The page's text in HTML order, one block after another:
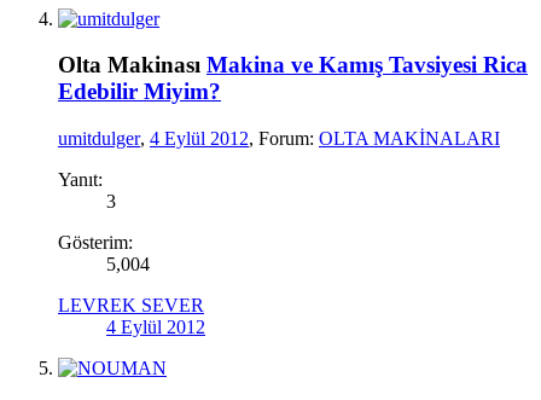
Olta Makinası Makina ve Kamış Tavsiyesi Rica
Edebilir Miyim?
umitdulger, 4 Eylül 2012, Forum: OLTA MAKİNALARI
Yanıt:
3
Gösterim:
5,004
LEVREK SEVER
4 Eylül 2012